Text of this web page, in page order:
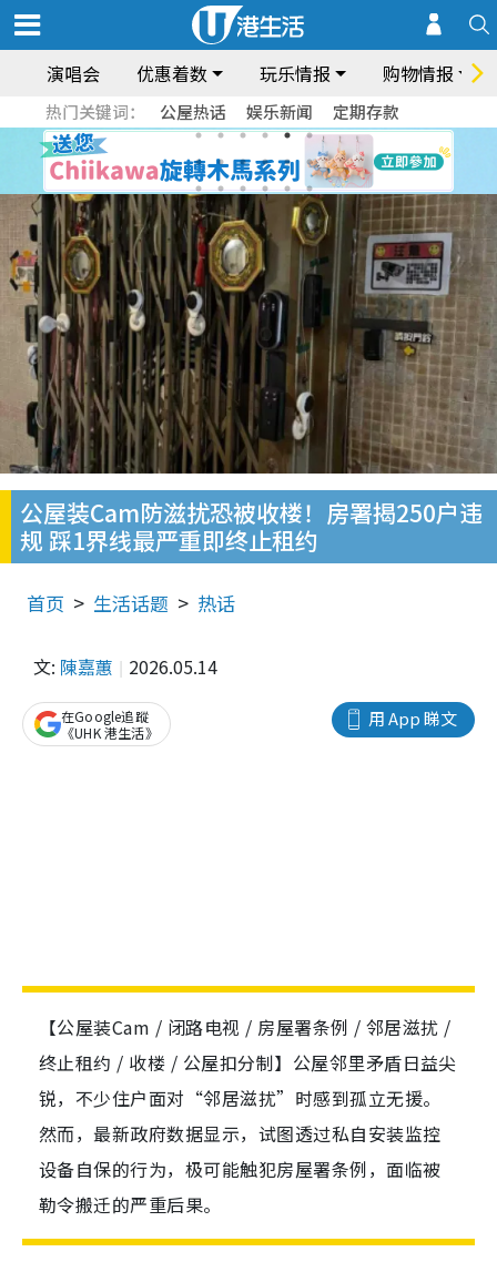
演唱会 优惠着数 玩乐情报 购物情报
热门关键词： 公屋热话 娱乐新闻 定期存款
公屋装Cam防滋扰恐被收楼！房署揭250户违
规 踩1界线最严重即终止租约
首页 生活话题 热话
文: 陳嘉蕙 2026.05.14
用 App 睇文
在Google追蹤
《UHK 港生活》
【公屋装Cam / 闭路电视 / 房屋署条例 / 邻居滋扰 /
终止租约 / 收楼 / 公屋扣分制】公屋邻里矛盾日益尖
锐，不少住户面对“邻居滋扰”时感到孤立无援。
然而，最新政府数据显示，试图透过私自安装监控
设备自保的行为，极可能触犯房屋署条例，面临被
勒令搬迁的严重后果。